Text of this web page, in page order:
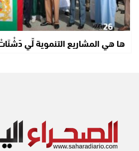
ها هي المشاريع التنموية لِّي